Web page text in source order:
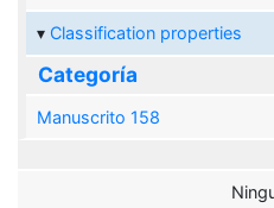
Classification properties
Categoría
Manuscrito 158